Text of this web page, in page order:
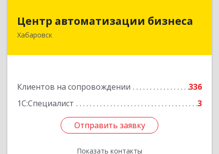
Центр автоматизации бизнеса
Хабаровск
Клиентов на сопровождении
336
1С:Специалист
3
Отправить заявку
Показать контакты
Центр автоматизации бизнеса
680030, Хабаровский край, Хабаровск г, Ленина
Отправить заявку
Назад